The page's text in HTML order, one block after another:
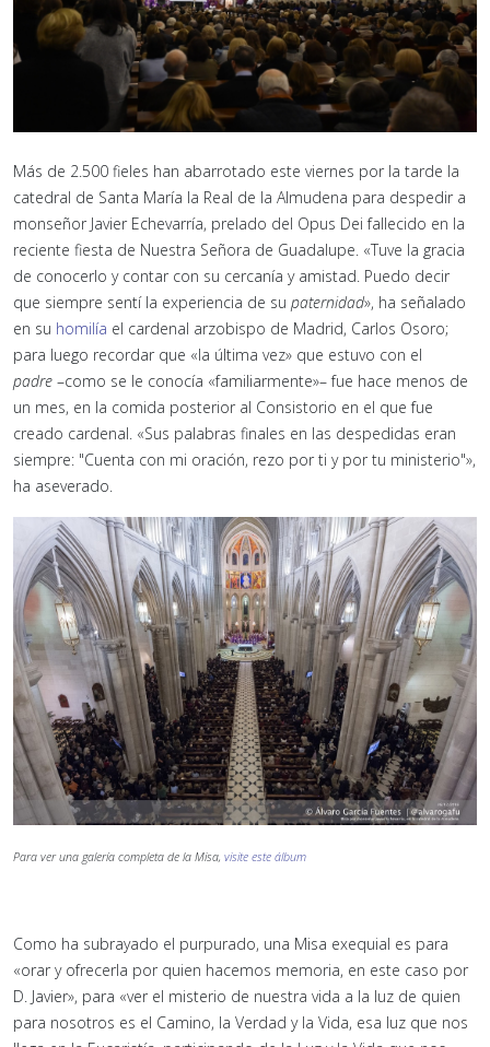
Más de 2.500 fieles han abarrotado este viernes por la tarde la
catedral de Santa María la Real de la Almudena para despedir a
monseñor Javier Echevarría, prelado del Opus Dei fallecido en la
reciente fiesta de Nuestra Señora de Guadalupe. «Tuve la gracia
de conocerlo y contar con su cercanía y amistad. Puedo decir
que siempre sentí la experiencia de su paternidad», ha señalado
en su homilía el cardenal arzobispo de Madrid, Carlos Osoro;
para luego recordar que «la última vez» que estuvo con el
padre –como se le conocía «familiarmente»– fue hace menos de
un mes, en la comida posterior al Consistorio en el que fue
creado cardenal. «Sus palabras finales en las despedidas eran
siempre: "Cuenta con mi oración, rezo por ti y por tu ministerio"»,
ha aseverado.
Para ver una galería completa de la Misa, visite este álbum
Como ha subrayado el purpurado, una Misa exequial es para
«orar y ofrecerla por quien hacemos memoria, en este caso por
D. Javier», para «ver el misterio de nuestra vida a la luz de quien
para nosotros es el Camino, la Verdad y la Vida, esa luz que nos